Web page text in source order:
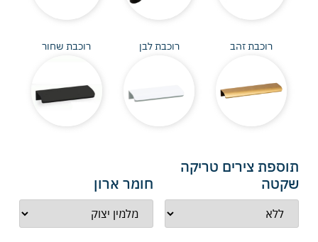
רוכבת זהב רוכבת לבן רוכבת שחור
תוספת צירים טריקה
שקטה
חומר ארון